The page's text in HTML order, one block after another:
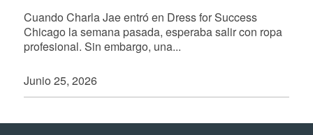
Cuando Charla Jae entró en Dress for Success
Chicago la semana pasada, esperaba salir con ropa
profesional. Sin embargo, una...
Junio 25, 2026